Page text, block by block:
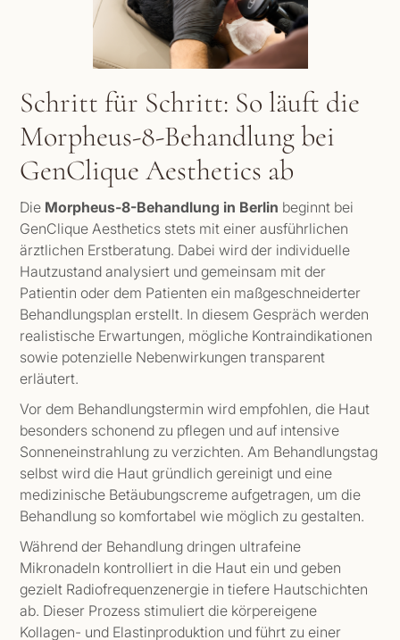
Schritt für Schritt: So läuft die
Morpheus-8-Behandlung bei
GenClique Aesthetics ab
Die Morpheus-8-Behandlung in Berlin beginnt bei
GenClique Aesthetics stets mit einer ausführlichen
ärztlichen Erstberatung. Dabei wird der individuelle
Hautzustand analysiert und gemeinsam mit der
Patientin oder dem Patienten ein maßgeschneiderter
Behandlungsplan erstellt. In diesem Gespräch werden
realistische Erwartungen, mögliche Kontraindikationen
sowie potenzielle Nebenwirkungen transparent
erläutert.
Vor dem Behandlungstermin wird empfohlen, die Haut
besonders schonend zu pflegen und auf intensive
Sonneneinstrahlung zu verzichten. Am Behandlungstag
selbst wird die Haut gründlich gereinigt und eine
medizinische Betäubungscreme aufgetragen, um die
Behandlung so komfortabel wie möglich zu gestalten.
Während der Behandlung dringen ultrafeine
Mikronadeln kontrolliert in die Haut ein und geben
gezielt Radiofrequenzenergie in tiefere Hautschichten
ab. Dieser Prozess stimuliert die körpereigene
Kollagen- und Elastinproduktion und führt zu einer